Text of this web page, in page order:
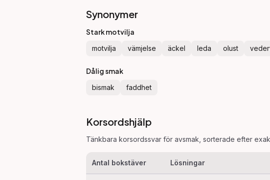
Synonymer
Stark motvilja
motvilja vämjelse äckel leda olust
Dålig smak
bismak faddhet
Korsordshjälp
Tänkbara korsordssvar för avsmak , sorterade efter
Antal bokstäver Lösningar